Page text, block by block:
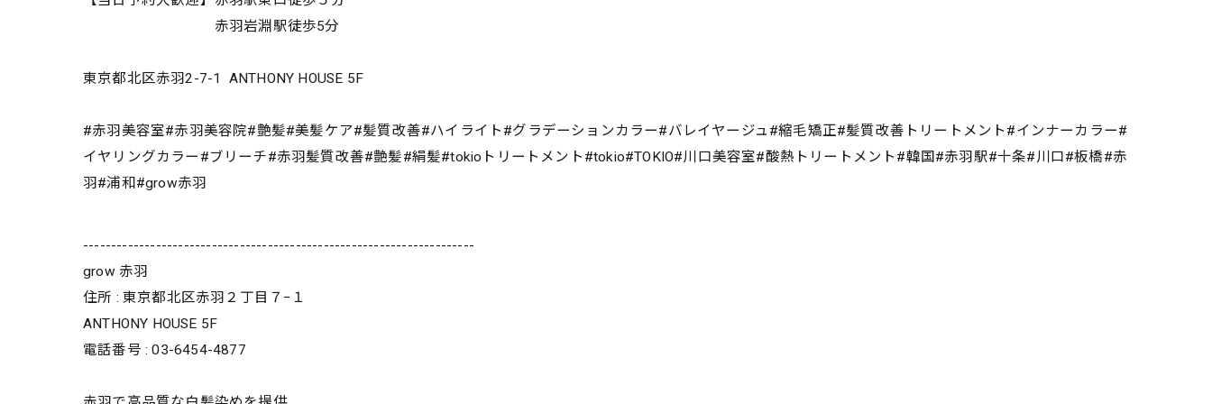
赤羽岩淵駅徒歩5分
東京都北区赤羽2-7-1 ANTHONY HOUSE 5F
#赤羽美容室#赤羽美容院#艶髪#美髪ケア#髪質改善#ハイライト#グラデーションカラー#バレイヤージュ#縮毛矯正#髪質改善トリートメント#インナーカラー#
イヤリングカラー#ブリーチ#赤羽髪質改善#艶髪#絹髪#tokioトリートメント#tokio#TOKIO#川口美容室#酸熱トリートメント#韓国#赤羽駅#十条#川口#板橋#赤
羽#浦和#grow赤羽
----------------------------------------------------------------------
grow 赤羽
住所 : 東京都北区赤羽２丁目７−１
ANTHONY HOUSE 5F
電話番号 : 03-6454-4877